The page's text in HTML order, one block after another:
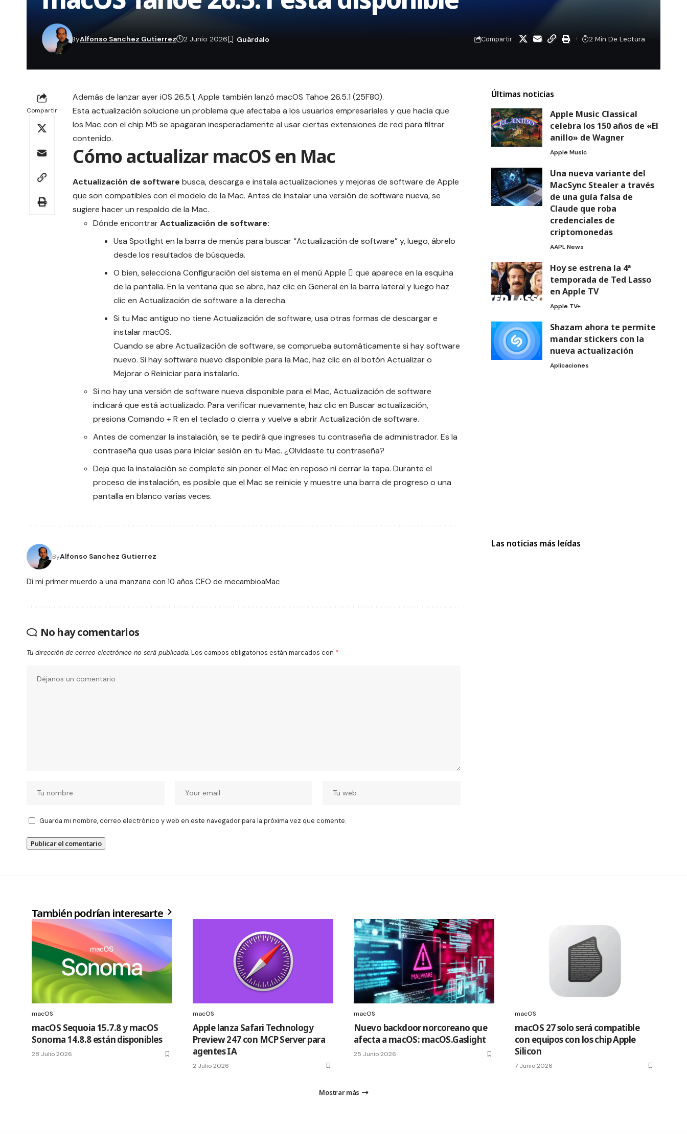
ByAlfonso Sanchez Gutierrez 2 Junio 2026 Compartir 2 Min De Lectura
Compartir
Además de lanzar ayeriOS 26.5.1, Apple también lanzó macOS Tahoe 26.5.1 (25F80).
Esta actualización solucione un problema que afectaba a los usuarios empresariales y que hacía que
los Mac con el chip M5 se apagaran inesperadamente al usar ciertas extensiones de red para filtrar
contenido.
Cómo actualizar macOS en Mac
Actualización de software busca, descarga e instala actualizaciones y mejoras de software de Apple
que son compatibles con el modelo de la Mac. Antes de instalar una versión de software nueva, se
sugiere hacer un respaldo de la Mac.
Dónde encontrarActualización de software:
Usa Spotlight en la barra de menús para buscar “Actualización de software” y, luego, ábrelo
desde los resultados de búsqueda.
O bien, selecciona Configuración del sistema en el menú Apple  que aparece en la esquina
de la pantalla. En la ventana que se abre, haz clic en General en la barra lateral y luego haz
clic en Actualización de software a la derecha.
Si tu Mac antiguo no tiene Actualización de software, usa otras formas de descargar e
instalar macOS.
Cuando se abre Actualización de software, se comprueba automáticamente si hay software
nuevo. Si hay software nuevo disponible para la Mac, haz clic en el botón Actualizar o
Mejorar o Reiniciar para instalarlo.
Si no hay una versión de software nueva disponible para el Mac, Actualización de software
indicará que está actualizado. Para verificar nuevamente, haz clic en Buscar actualización,
presiona Comando + R en el teclado o cierra y vuelve a abrir Actualización de software.
Antes de comenzar la instalación, se te pedirá que ingreses tu contraseña de administrador. Es la
contraseña que usas para iniciar sesión en tu Mac. ¿Olvidaste tu contraseña?
Deja que la instalación se complete sin poner el Mac en reposo ni cerrar la tapa. Durante el
proceso de instalación, es posible que el Mac se reinicie y muestre una barra de progreso o una
pantalla en blanco varias veces.
ByAlfonso Sanchez Gutierrez
Dí mi primer muerdo a una manzana con 10 años CEO de mecambioaMac
No hay comentarios
Tu dirección de correo electrónico no será publicada. Los campos obligatorios están marcados con *
Guarda mi nombre, correo electrónico y web en este navegador para la próxima vez que comente.
Últimas noticias
Apple Music Classical
celebra los 150 años de «El
anillo» de Wagner
Apple Music
Una nueva variante del
MacSync Stealer a través
de una guía falsa de
Claude que roba
credenciales de
criptomonedas
AAPL News
Hoy se estrena la 4ª
temporada de Ted Lasso
en Apple TV
Apple TV+
Shazam ahora te permite
mandar stickers con la
nueva actualización
Aplicaciones
Las noticias más leídas
También podrían interesarte
macOS
macOS Sequoia 15.7.8 y macOS
Sonoma 14.8.8 están disponibles
28 Julio 2026
macOS
Apple lanza Safari Technology
Preview 247 con MCP Server para
agentes IA
2 Julio 2026
macOS
Nuevo backdoor norcoreano que
afecta a macOS: macOS.Gaslight
25 Junio 2026
macOS
macOS 27 solo será compatible
con equipos con los chip Apple
Silicon
7 Junio 2026
Mostrar más